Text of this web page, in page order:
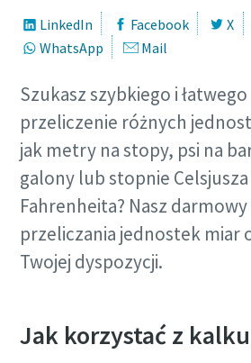
Zoptymalizuj przepływ
LinkedIn Facebook X
WhatsApp
Mail
Szukasz szybkiego i
przeliczenie różnych
jak metry na stopy, psi na
galony lub stopnie
Fahrenheita? Nasz
przeliczania jednostek miar
Twojej dyspozycji.
Jak korzystać z